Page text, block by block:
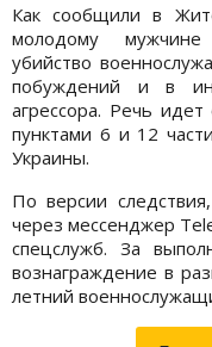
Как сообщили в
молодому мужчине
убийство
побуждений и в
агрессора. Речь
пунктами 6 и 12
Украины.
По версии
через мессенджер
спецслужб. За
вознаграждение в
летний